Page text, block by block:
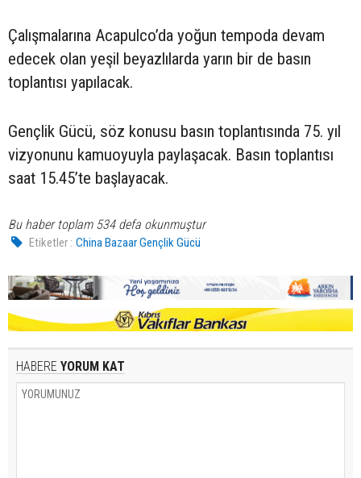
Çalışmalarına Acapulco’da yoğun tempoda devam
edecek olan yeşil beyazlılarda yarın bir de basın
toplantısı yapılacak.
Gençlik Gücü, söz konusu basın toplantısında 75. yıl
vizyonunu kamuoyuyla paylaşacak. Basın toplantısı
saat 15.45’te başlayacak.
Bu haber toplam 534 defa okunmuştur
Etiketler : China Bazaar Gençlik Gücü
HABERE YORUM KAT